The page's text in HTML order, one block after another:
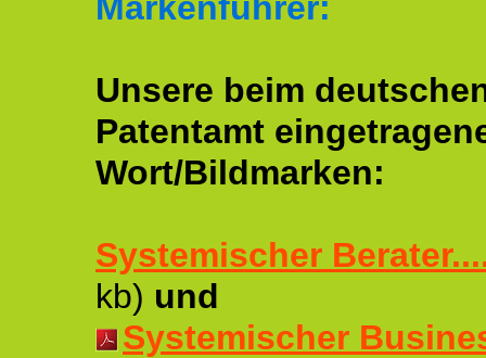
Unsere beim
Patentamt
Wort/Bildmarken:
Systemischer
kb) und
Systemischer